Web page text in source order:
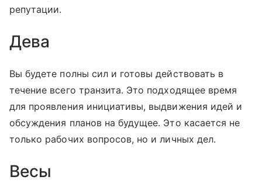
репутации.
Дева
Вы будете полны сил и готовы действовать в
течение всего транзита. Это подходящее время
для проявления инициативы, выдвижения идей и
обсуждения планов на будущее. Это касается не
только рабочих вопросов, но и личных дел.
Весы